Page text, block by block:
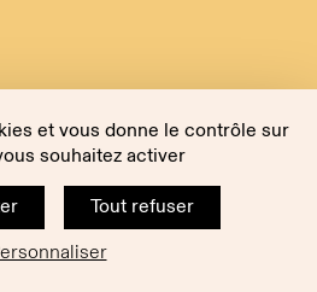
et vous donne le contrôle sur
souhaitez activer
Tout refuser